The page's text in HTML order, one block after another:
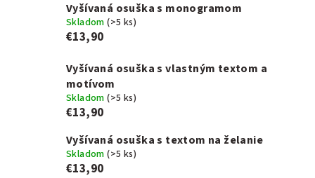
Vyšívaná osuška s monogramom
Skladom(>5 ks)
€13,90
Vyšívaná osuška s vlastným textom a
motívom
Skladom(>5 ks)
€13,90
Vyšívaná osuška s textom na želanie
Skladom(>5 ks)
€13,90